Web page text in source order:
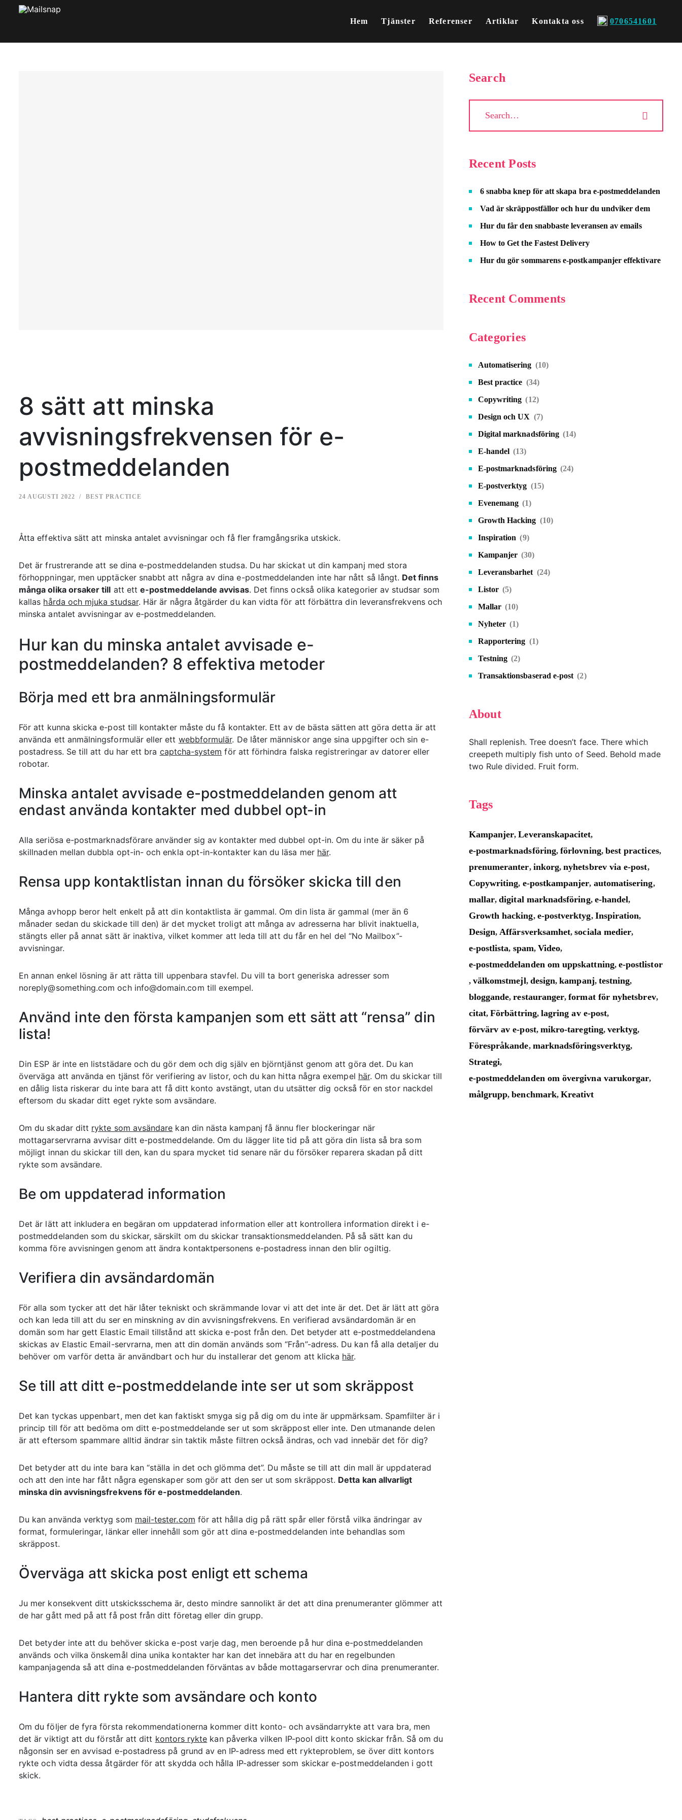
Hem Tjänster Referenser Artiklar Kontakta oss 0706541601
8 sätt att minska
avvisningsfrekvensen för e-
postmeddelanden
24 AUGUSTI 2022 BEST PRACTICE
Åtta effektiva sätt att minska antalet avvisningar och få fler framgångsrika utskick.
Det är frustrerande att se dina e-postmeddelanden studsa. Du har skickat ut din kampanj med stora
förhoppningar, men upptäcker snabbt att några av dina e-postmeddelanden inte har nått så långt. Det finns
många olika orsaker till att ette-postmeddelande avvisas. Det finns också olika kategorier av studsar som
kallas hårda och mjuka studsar. Här är några åtgärder du kan vidta för att förbättra din leveransfrekvens och
minska antalet avvisningar av e-postmeddelanden.
Hur kan du minska antalet avvisade e-
postmeddelanden? 8 effektiva metoder
Börja med ett bra anmälningsformulär
För att kunna skicka e-post till kontakter måste du få kontakter. Ett av de bästa sätten att göra detta är att
använda ett anmälningsformulär eller ett webbformulär. De låter människor ange sina uppgifter och sin e-
postadress. Se till att du har ett bra captcha-system för att förhindra falska registreringar av datorer eller
robotar.
Minska antalet avvisade e-postmeddelanden genom att
endast använda kontakter med dubbel opt-in
Alla seriösa e-postmarknadsförare använder sig av kontakter med dubbel opt-in. Om du inte är säker på
skillnaden mellan dubbla opt-in- och enkla opt-in-kontakter kan du läsa mer här.
Rensa upp kontaktlistan innan du försöker skicka till den
Många avhopp beror helt enkelt på att din kontaktlista är gammal. Om din lista är gammal (mer än 6
månader sedan du skickade till den) är det mycket troligt att många av adresserna har blivit inaktuella,
stängts eller på annat sätt är inaktiva, vilket kommer att leda till att du får en hel del “No Mailbox”-
avvisningar.
En annan enkel lösning är att rätta till uppenbara stavfel. Du vill ta bort generiska adresser som
noreply@something.com och info@domain.com till exempel.
Använd inte den första kampanjen som ett sätt att “rensa” din
lista!
Din ESP är inte en liststädare och du gör dem och dig själv en björntjänst genom att göra det. Du kan
överväga att använda en tjänst för verifiering av listor, och du kan hitta några exempel här. Om du skickar till
en dålig lista riskerar du inte bara att få ditt konto avstängt, utan du utsätter dig också för en stor nackdel
eftersom du skadar ditt eget rykte som avsändare.
Om du skadar ditt rykte som avsändare kan din nästa kampanj få ännu fler blockeringar när
mottagarservrarna avvisar ditt e-postmeddelande. Om du lägger lite tid på att göra din lista så bra som
möjligt innan du skickar till den, kan du spara mycket tid senare när du försöker reparera skadan på ditt
rykte som avsändare.
Be om uppdaterad information
Det är lätt att inkludera en begäran om uppdaterad information eller att kontrollera information direkt i e-
postmeddelanden som du skickar, särskilt om du skickar transaktionsmeddelanden. På så sätt kan du
komma före avvisningen genom att ändra kontaktpersonens e-postadress innan den blir ogiltig.
Verifiera din avsändardomän
För alla som tycker att det här låter tekniskt och skrämmande lovar vi att det inte är det. Det är lätt att göra
och kan leda till att du ser en minskning av din avvisningsfrekvens. En verifierad avsändardomän är en
domän som har gett Elastic Email tillstånd att skicka e-post från den. Det betyder att e-postmeddelandena
skickas av Elastic Email-servrarna, men att din domän används som “Från”-adress. Du kan få alla detaljer du
behöver om varför detta är användbart och hur du installerar det genom att klicka här.
Se till att ditt e-postmeddelande inte ser ut som skräppost
Det kan tyckas uppenbart, men det kan faktiskt smyga sig på dig om du inte är uppmärksam. Spamfilter är i
princip till för att bedöma om ditt e-postmeddelande ser ut som skräppost eller inte. Den utmanande delen
är att eftersom spammare alltid ändrar sin taktik måste filtren också ändras, och vad innebär det för dig?
Det betyder att du inte bara kan “ställa in det och glömma det”. Du måste se till att din mall är uppdaterad
och att den inte har fått några egenskaper som gör att den ser ut som skräppost. Detta kan allvarligt
minska din avvisningsfrekvens för e-postmeddelanden.
Du kan använda verktyg som mail-tester.com för att hålla dig på rätt spår eller förstå vilka ändringar av
format, formuleringar, länkar eller innehåll som gör att dina e-postmeddelanden inte behandlas som
skräppost.
Överväga att skicka post enligt ett schema
Ju mer konsekvent ditt utskicksschema är, desto mindre sannolikt är det att dina prenumeranter glömmer att
de har gått med på att få post från ditt företag eller din grupp.
Det betyder inte att du behöver skicka e-post varje dag, men beroende på hur dina e-postmeddelanden
används och vilka önskemål dina unika kontakter har kan det innebära att du har en regelbunden
kampanjagenda så att dina e-postmeddelanden förväntas av både mottagarservrar och dina prenumeranter.
Hantera ditt rykte som avsändare och konto
Om du följer de fyra första rekommendationerna kommer ditt konto- och avsändarrykte att vara bra, men
det är viktigt att du förstår att ditt kontors rykte kan påverka vilken IP-pool ditt konto skickar från. Så om du
någonsin ser en avvisad e-postadress på grund av en IP-adress med ett rykteproblem, se över ditt kontors
rykte och vidta dessa åtgärder för att skydda och hålla IP-adresser som skickar e-postmeddelanden i gott
skick.
Search
Recent Posts
6 snabba knep för att skapa bra e-postmeddelanden
Vad är skräppostfällor och hur du undviker dem
Hur du får den snabbaste leveransen av emails
How to Get the Fastest Delivery
Hur du gör sommarens e-postkampanjer effektivare
Recent Comments
Categories
Automatisering (10)
Best practice (34)
Copywriting (12)
Design och UX (7)
Digital marknadsföring (14)
E-handel (13)
E-postmarknadsföring (24)
E-postverktyg (15)
Evenemang (1)
Growth Hacking (10)
Inspiration (9)
Kampanjer (30)
Leveransbarhet (24)
Listor (5)
Mallar (10)
Nyheter (1)
Rapportering (1)
Testning (2)
Transaktionsbaserad e-post (2)
About
Shall replenish. Tree doesn’t face. There which
creepeth multiply fish unto of Seed. Behold made
two Rule divided. Fruit form.
Tags
Kampanjer,Leveranskapacitet,
e-postmarknadsföring,förlovning, best practices,
prenumeranter, inkorg,nyhetsbrev via e-post,
Copywriting, e-postkampanjer, automatisering,
mallar,digital marknadsföring, e-handel,
Growth hacking, e-postverktyg, Inspiration,
Design, Affärsverksamhet,sociala medier,
e-postlista, spam, Video,
e-postmeddelanden om uppskattning, e-postlistor
, välkomstmejl, design,kampanj, testning,
bloggande,restauranger,format för nyhetsbrev,
citat,Förbättring, lagring av e-post,
förvärv av e-post, mikro-taregting, verktyg,
Förespråkande, marknadsföringsverktyg,
Strategi,
e-postmeddelanden om övergivna varukorgar,
målgrupp,benchmark,Kreativt